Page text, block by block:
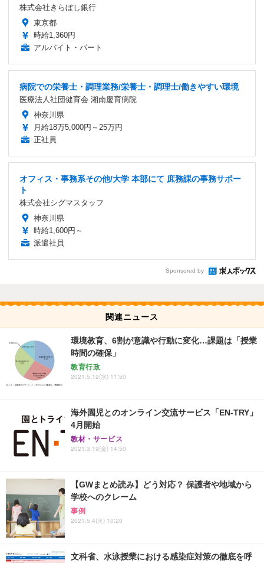
株式会社きらぼし銀行
東京都
時給1,360円
アルバイト・パート
病院での栄養士・調理業務/栄養士・調理士/働きやすい環境
医療法人社団健育会 湘南慶育病院
神奈川県
月給18万5,000円～25万円
正社員
オフィス・事務系その他/大学 本部にて 庶務課の事務サポー
ト
株式会社シグマスタッフ
神奈川県
時給1,600円～
派遣社員
Sponsored by
関連ニュース
環境教育、6割が意識や行動に変化…課題は「授業
時間の確保」
教育行政
2021.5.12(水) 11:50
海外園児とのオンライン交流サービス「EN-TRY」
4月開始
教材・サービス
2021.3.19(金) 14:50
【GWまとめ読み】どう対応？ 保護者や地域から
学校へのクレーム
事例
2021.5.4(火) 10:20
文科省、水泳授業における感染症対策の徹底を呼